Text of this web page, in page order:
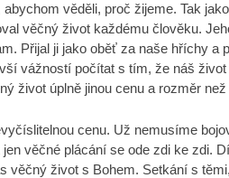
věděli, proč žijeme. Tak
věčný život každému člověku.
Přijal ji jako oběť za naše hříchy a
vážností počítat s tím, že náš život
život úplně jinou cenu a rozměr než
cenu. Už nemusíme
věčné plácání se ode zdi ke zdi.
věčný život s Bohem. Setkání s